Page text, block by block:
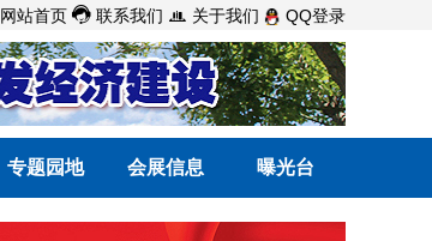
网站首页  联系我们  关于我们 QQ登录
专题园地 会展信息 曝光台